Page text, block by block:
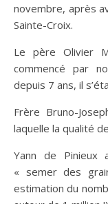
novembre, après
Sainte-Croix.
Le père Olivier
commencé par
depuis 7 ans, il
Frère Bruno-
laquelle la qualité
Yann de Pinieux
« semer des
estimation du